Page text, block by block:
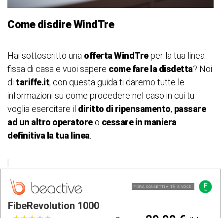
Come disdire WindTre
Hai sottoscritto una offerta WindTreper la tua linea
fissa di casa e vuoi sapere come fare la disdetta? Noi
di tariffe.it, con questa guida ti daremo tutte le
informazioni su come procedere nel caso in cui tu
voglia esercitare il diritto di ripensamento, passare
ad un altro operatoreo cessare in maniera
definitiva la tua linea.
FIBRA CONNETTIVITÃ E VOCE
FibeRevolution 1000